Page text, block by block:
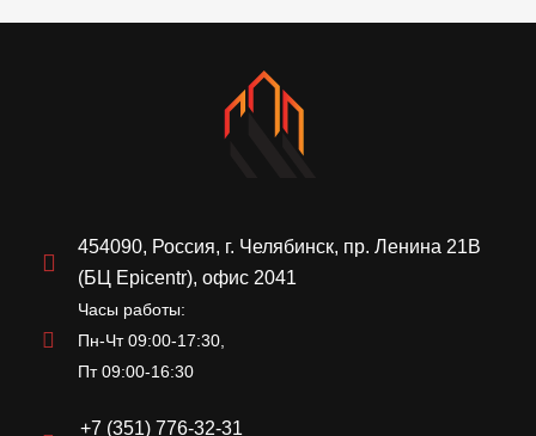
454090, Россия, г. Челябинск, пр. Ленина 21В
(БЦ Epicentr), офис 2041
Часы работы:
Пн-Чт 09:00-17:30,
Пт 09:00-16:30
+7 (351) 776-32-31